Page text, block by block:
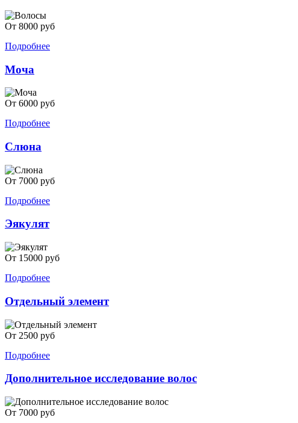
От 8000 руб
Подробнее
Моча
От 6000 руб
Подробнее
Слюна
От 7000 руб
Подробнее
Эякулят
От 15000 руб
Подробнее
Отдельный элемент
От 2500 руб
Подробнее
Дополнительное исследование волос
От 7000 руб